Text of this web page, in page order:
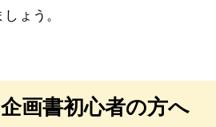
ょう。
画書初心者の方へ